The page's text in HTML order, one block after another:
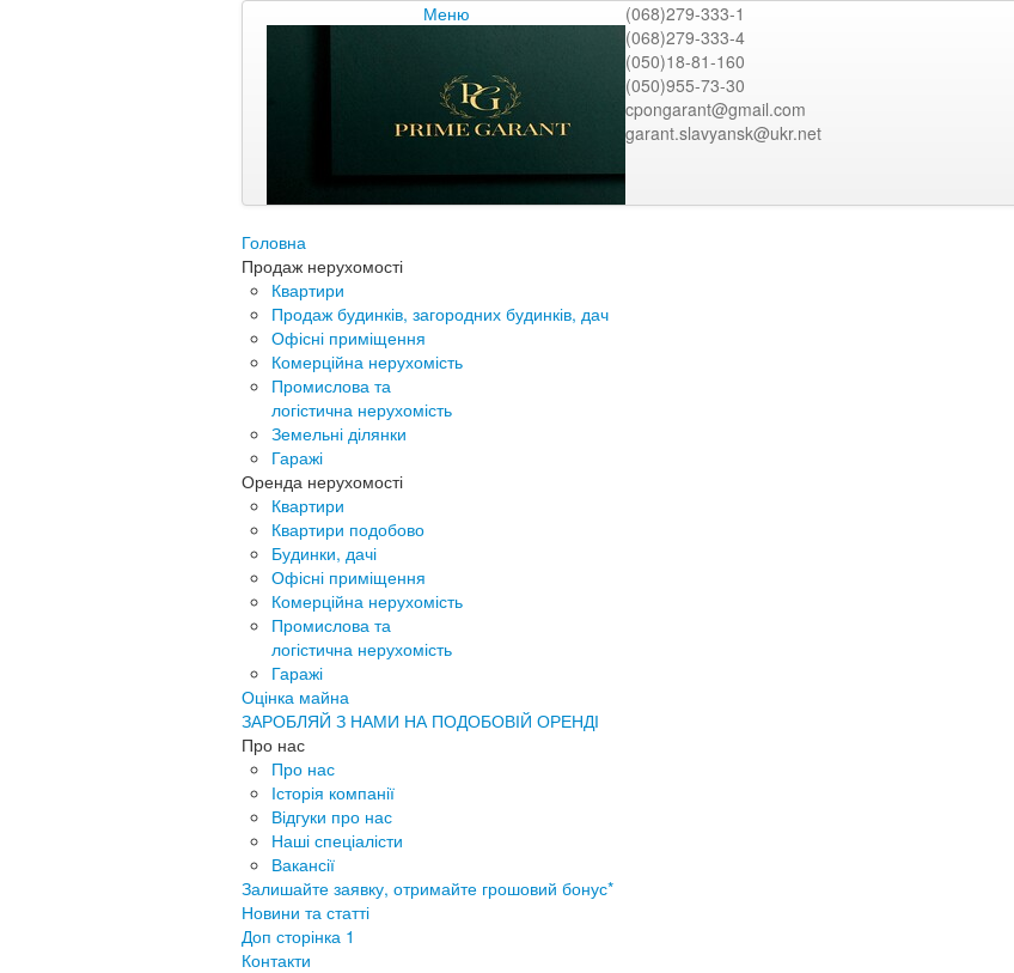
Меню
(068)279-333-1
(068)279-333-4
(050)18-81-160
(050)955-73-30
cpongarant@gmail.com
garant.slavyansk@ukr.net
Головна
Продаж нерухомості
Квартири
Продаж будинків, загородних будинків, дач
Офісні приміщення
Комерційна нерухомість
Промислова та
логістична нерухомість
Земельні ділянки
Гаражі
Оренда нерухомості
Квартири
Квартири подобово
Будинки, дачі
Офісні приміщення
Комерційна нерухомість
Промислова та
логістична нерухомість
Гаражі
Оцінка майна
ЗАРОБЛЯЙ З НАМИ НА ПОДОБОВІЙ ОРЕНДІ
Про нас
Про нас
Історія компанії
Відгуки про нас
Наші спеціалісти
Вакансії
Залишайте заявку, отримайте грошовий бонус*
Новини та статті
Доп сторінка 1
Контакти